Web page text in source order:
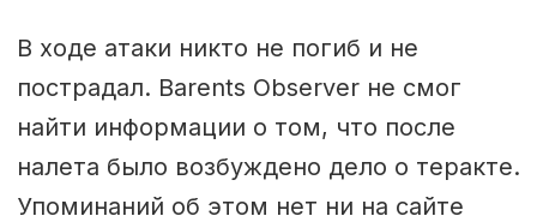
В ходе атаки никто не погиб и не
пострадал. Barents Observer не смог
найти информации о том, что после
налета было возбуждено дело о теракте.
Упоминаний об этом нет ни на сайте